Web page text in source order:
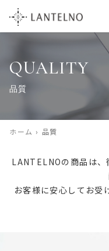
QUALITY
品質
ホーム › 品質
LANTELNOの商品は、
お客様に安心してお受